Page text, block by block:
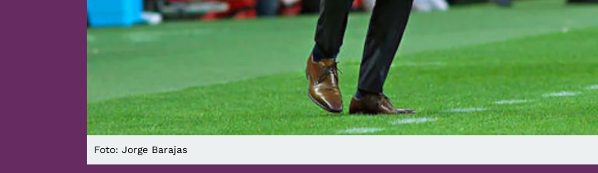
Foto: Jorge Barajas